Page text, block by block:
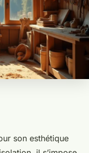
son esthétique